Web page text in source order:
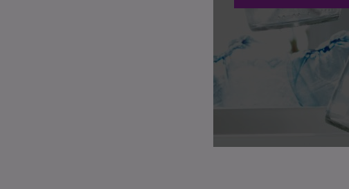
[COMPOSTAGE♻️]
🤔Réduire vos déchets à la maison ? Rien de plus simple avec le
SMICTOM aide les habitants à trouver leur solution de tri des déchets